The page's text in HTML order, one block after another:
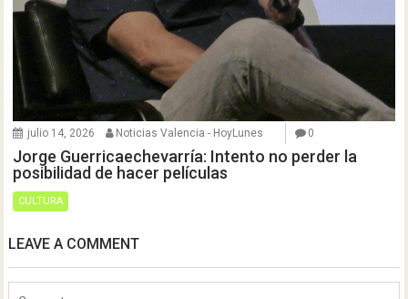
julio 14, 2026 Noticias Valencia - HoyLunes 0
Jorge Guerricaechevarría: Intento no perder la
posibilidad de hacer películas
CULTURA
LEAVE A COMMENT